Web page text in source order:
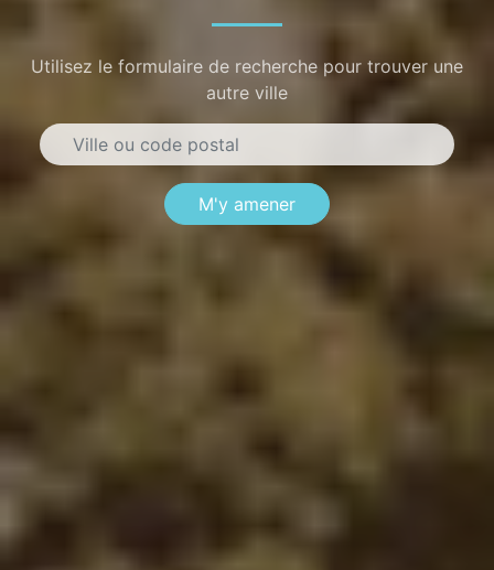
Utilisez le formulaire de recherche pour trouver une
autre ville
M'y amener